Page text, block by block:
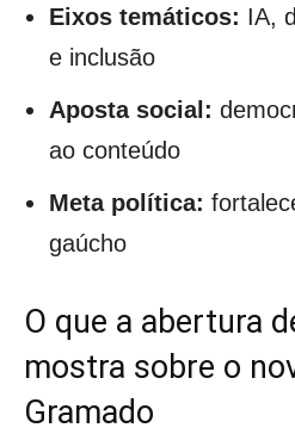
Eixos temáticos: IA,
e inclusão
Aposta social:
ao conteúdo
Meta política:
gaúcho
O que a abertura
mostra sobre o
Gramado